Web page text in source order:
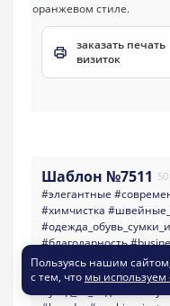
заказать печать
визиток
Шаблон №7511
#элегантные
#химчистка
#благодарность
#карточка_спасибо
#инструкция_по_уходу
Пользуясь нашим
с тем, что мы используем